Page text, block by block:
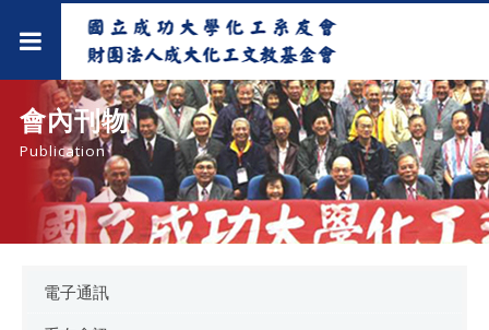
會內刊物
Publication
電子通訊